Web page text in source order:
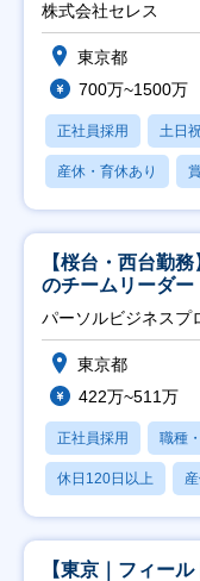
株式会社セレス
東京都
700万~1500万
正社員採用 土日
産休・育休あり
【桜台・西台勤
のチームリーダー
パーソルビジネスプ
東京都
422万~511万
正社員採用 職種
休日120日以上
【東京｜フィー